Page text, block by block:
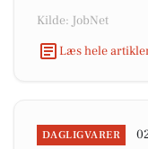
Kilde: JobNet
Læs hele
DAGLIGVARER